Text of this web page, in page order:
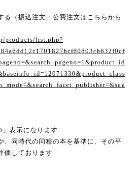
（振込注文・公費注文はこちらから
products/list.php?
表示になります
同時代の同種の本を基準に、その平
価しております